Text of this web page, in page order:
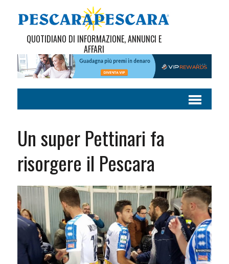
QUOTIDIANO DI INFORMAZIONE, ANNUNCI E
AFFARI
Un super Pettinari fa
risorgere il Pescara